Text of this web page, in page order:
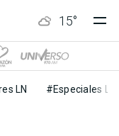
15°
LN #Especiales LN